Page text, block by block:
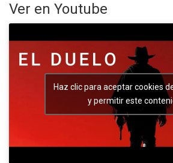
Ver en Youtube
Haz clic para aceptar cookies
y permitir este